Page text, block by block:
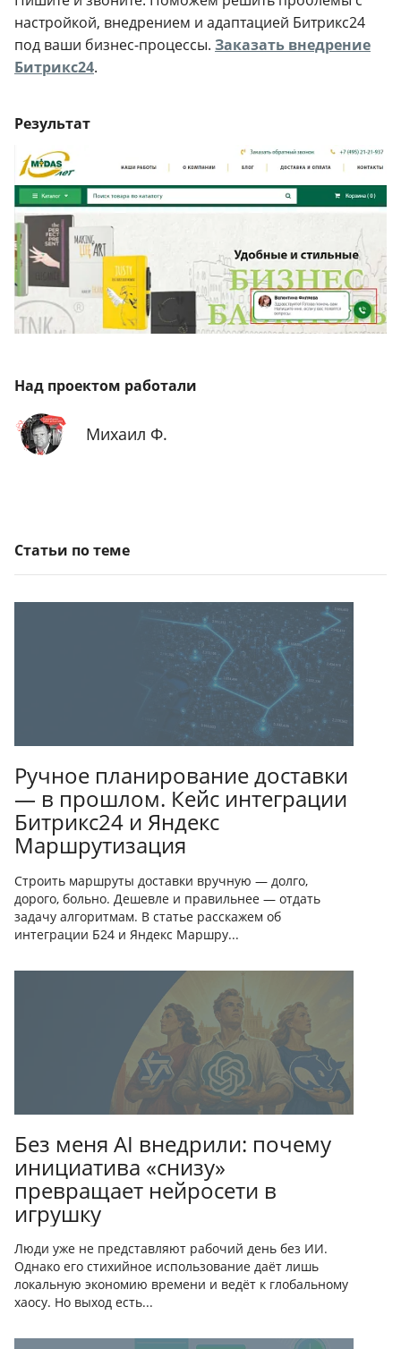
настройкой, внедрением и адаптацией Битрикс24
под ваши бизнес-процессы. Заказать внедрение
Битрикс24.
Результат
Над проектом работали
Михаил Ф.
Статьи по теме
Ручное планирование доставки
— в прошлом. Кейс интеграции
Битрикс24 и Яндекс
Маршрутизация
Строить маршруты доставки вручную — долго,
дорого, больно. Дешевле и правильнее — отдать
задачу алгоритмам. В статье расскажем об
интеграции Б24 и Яндекс Маршру...
Без меня AI внедрили: почему
инициатива «снизу»
превращает нейросети в
игрушку
Люди уже не представляют рабочий день без ИИ.
Однако его стихийное использование даёт лишь
локальную экономию времени и ведёт к глобальному
хаосу. Но выход есть...